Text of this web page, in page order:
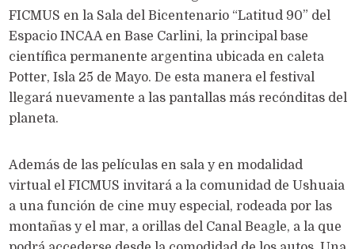
FICMUS en la Sala del Bicentenario “Latitud 90” del
Espacio INCAA en Base Carlini, la principal base
científica permanente argentina ubicada en caleta
Potter, Isla 25 de Mayo. De esta manera el festival
llegará nuevamente a las pantallas más recónditas del
planeta.
Además de las películas en sala y en modalidad
virtual el FICMUS invitará a la comunidad de Ushuaia
a una función de cine muy especial, rodeada por las
montañas y el mar, a orillas del Canal Beagle, a la que